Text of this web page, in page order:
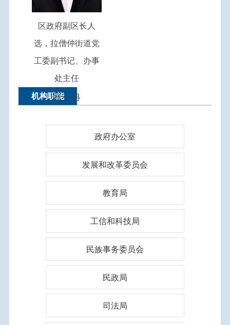
区政府副区长人
选，拉僧仲街道党
工委副书记、办事
处主任
张一冉
机构职能
政府办公室
发展和改革委员会
教育局
工信和科技局
民族事务委员会
民政局
司法局